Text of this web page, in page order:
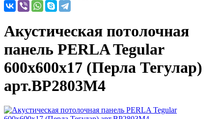
Акустическая потолочная
панель PERLA Tegular
600x600x17 (Перла Тегулар)
арт.BP2803M4